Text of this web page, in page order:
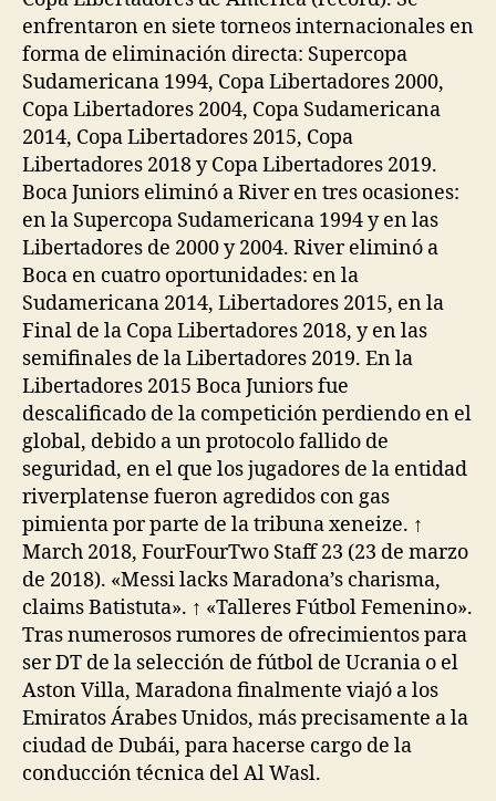
enfrentaron en siete torneos internacionales en
forma de eliminación directa: Supercopa
Sudamericana 1994, Copa Libertadores 2000,
Copa Libertadores 2004, Copa Sudamericana
2014, Copa Libertadores 2015, Copa
Libertadores 2018 y Copa Libertadores 2019.
Boca Juniors eliminó a River en tres ocasiones:
en la Supercopa Sudamericana 1994 y en las
Libertadores de 2000 y 2004. River eliminó a
Boca en cuatro oportunidades: en la
Sudamericana 2014, Libertadores 2015, en la
Final de la Copa Libertadores 2018, y en las
semifinales de la Libertadores 2019. En la
Libertadores 2015 Boca Juniors fue
descalificado de la competición perdiendo en el
global, debido a un protocolo fallido de
seguridad, en el que los jugadores de la entidad
riverplatense fueron agredidos con gas
pimienta por parte de la tribuna xeneize. ↑
March 2018, FourFourTwo Staff 23 (23 de marzo
de 2018). «Messi lacks Maradona’s charisma,
claims Batistuta». ↑ «Talleres Fútbol Femenino».
Tras numerosos rumores de ofrecimientos para
ser DT de la selección de fútbol de Ucrania o el
Aston Villa, Maradona finalmente viajó a los
Emiratos Árabes Unidos, más precisamente a la
ciudad de Dubái, para hacerse cargo de la
conducción técnica del Al Wasl.